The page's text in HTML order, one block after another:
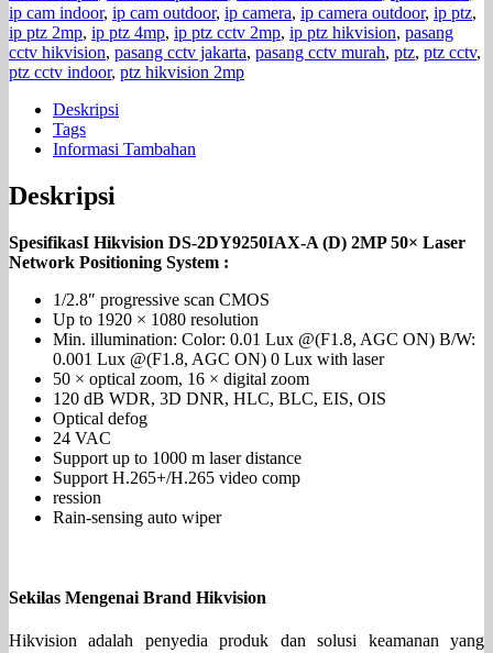
ip cam indoor, ip cam outdoor, ip camera, ip camera outdoor, ip ptz,
ip ptz 2mp, ip ptz 4mp, ip ptz cctv 2mp, ip ptz hikvision, pasang
cctv hikvision, pasang cctv jakarta, pasang cctv murah, ptz, ptz cctv,
ptz cctv indoor, ptz hikvision 2mp
Deskripsi
Tags
Informasi Tambahan
Deskripsi
SpesifikasI Hikvision DS-2DY9250IAX-A (D) 2MP 50× Laser
Network Positioning System :
1/2.8″ progressive scan CMOS
Up to 1920 × 1080 resolution
Min. illumination: Color: 0.01 Lux @(F1.8, AGC ON) B/W:
0.001 Lux @(F1.8, AGC ON) 0 Lux with laser
50 × optical zoom, 16 × digital zoom
120 dB WDR, 3D DNR, HLC, BLC, EIS, OIS
Optical defog
24 VAC
Support up to 1000 m laser distance
Support H.265+/H.265 video comp
ression
Rain-sensing auto wiper
Sekilas Mengenai Brand Hikvision
Hikvision adalah penyedia produk dan solusi keamanan yang